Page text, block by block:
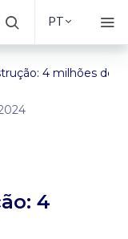
PT
4 milhões de
4